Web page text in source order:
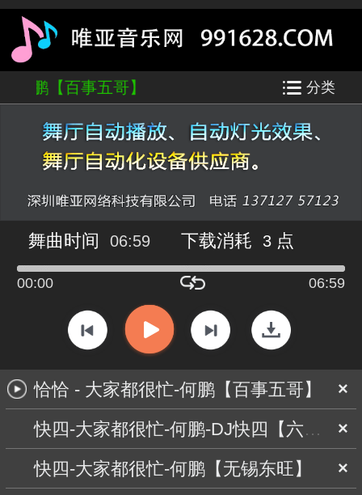
何鹏【百事五哥】 分类
舞曲时间 06:59 下载消耗 3 点
00:00 06:59
×
恰恰 - 大家都很忙-何鹏【百事五哥】
×
快四-大家都很忙-何鹏-DJ快四【六零六】
×
快四-大家都很忙-何鹏【无锡东旺】